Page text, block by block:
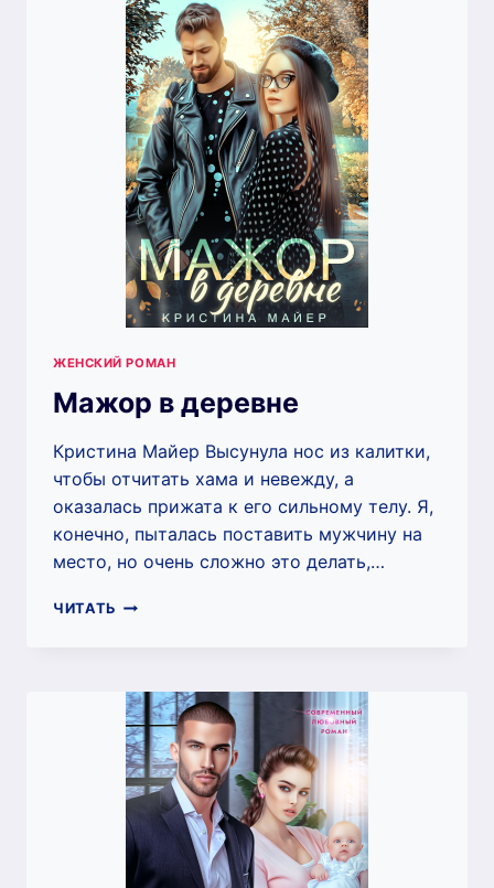
ЖЕНСКИЙ РОМАН
Мажор в деревне
Кристина Майер Высунула нос из калитки,
чтобы отчитать хама и невежду, а
оказалась прижата к его сильному телу. Я,
конечно, пыталась поставить мужчину на
место, но очень сложно это делать,…
ЧИТАТЬ МАЖОР